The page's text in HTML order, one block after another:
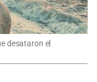
desataron el